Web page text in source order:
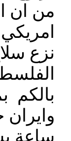
من ان
نزع
بالكم
ساعة